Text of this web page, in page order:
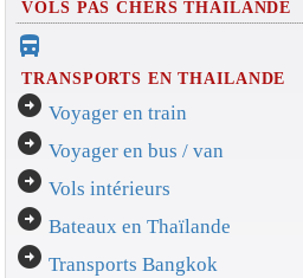
VOLS PAS CHERS THAILANDE
directions_bus_filled
TRANSPORTS EN THAILANDE
arrow_circle_right Voyager en train
arrow_circle_right Voyager en bus / van
arrow_circle_right Vols intérieurs
arrow_circle_right Bateaux en Thaïlande
arrow_circle_right Transports Bangkok